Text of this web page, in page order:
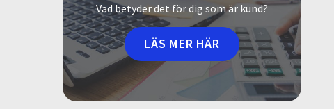
Vad betyder det för dig som är kund?
LÄS MER HÄR